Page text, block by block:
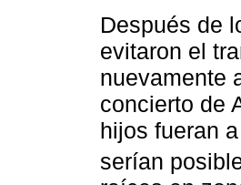
Después de
evitaron el
nuevamente
concierto de
hijos fueran
serían